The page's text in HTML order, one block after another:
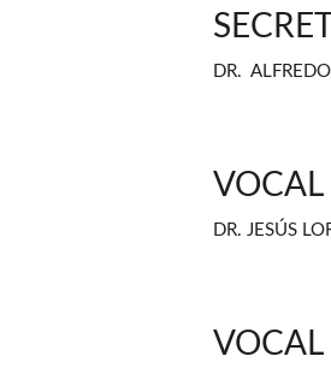
DR.
VOCAL
DR. JESÚS
VOCAL